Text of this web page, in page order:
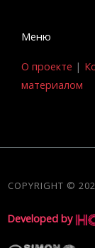
Меню
О проекте |
материалом
COPYRIGHT ©
Developed by